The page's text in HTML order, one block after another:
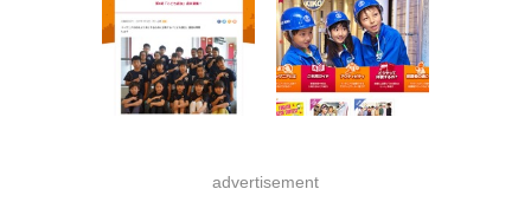
advertisement